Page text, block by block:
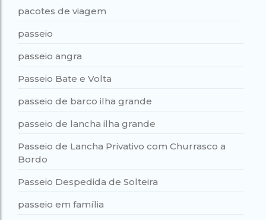
pacotes de viagem
passeio
passeio angra
Passeio Bate e Volta
passeio de barco ilha grande
passeio de lancha ilha grande
Passeio de Lancha Privativo com Churrasco a
Bordo
Passeio Despedida de Solteira
passeio em família